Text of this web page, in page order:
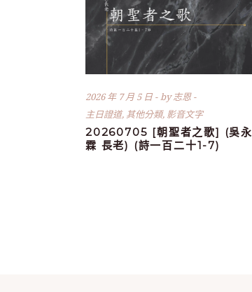
2026 年 7 月 5 日 by志恩
主日證道, 其他分類, 影音文字
20260705 [朝聖者之歌] (吳永
霖 長老) (詩一百二十1-7)